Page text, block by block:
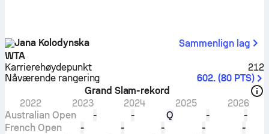
Jana Kolodynska
Sammenlign lag
WTA
Karrierehøydepunkt
212
Nåværende rangering
602. (80 PTS)
Grand Slam-rekord
2022
2023 2024 2025
2026
Australian Open
- - Q -
-
French Open
- - - -
-